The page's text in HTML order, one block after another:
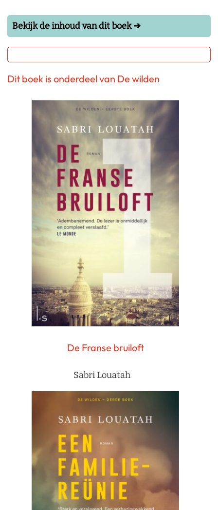
Bekijk de inhoud van dit boek ➔
Dit boek is onderdeel van De wilden
De Franse bruiloft
Sabri Louatah